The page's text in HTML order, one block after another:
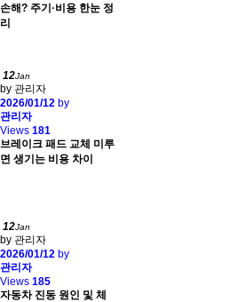
손해? 주기·비용 한눈 정
리
12Jan
by 관리자
2026/01/12 by
관리자
Views 181
브레이크 패드 교체 미루
면 생기는 비용 차이
12Jan
by 관리자
2026/01/12 by
관리자
Views 185
자동차 진동 원인 및 체